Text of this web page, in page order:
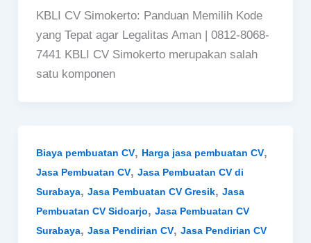
KBLI CV Simokerto: Panduan Memilih Kode
yang Tepat agar Legalitas Aman | 0812-8068-
7441 KBLI CV Simokerto merupakan salah
satu komponen
Biaya pembuatan CV, Harga jasa pembuatan CV,
Jasa Pembuatan CV, Jasa Pembuatan CV di
Surabaya, Jasa Pembuatan CV Gresik, Jasa
Pembuatan CV Sidoarjo, Jasa Pembuatan CV
Surabaya, Jasa Pendirian CV, Jasa Pendirian CV